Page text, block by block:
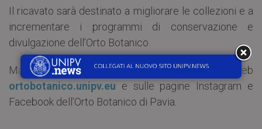
Il ricavato sarà destinato a migliorare le collezioni e a
incrementare i programmi di conservazione e
divulgazione dell’Orto Botanico.
Maggiori informazioni sono disponibili sul sito web
ortobotanico.unipv.eu e sulle pagine Instagram e
Facebook dell’Orto Botanico di Pavia.